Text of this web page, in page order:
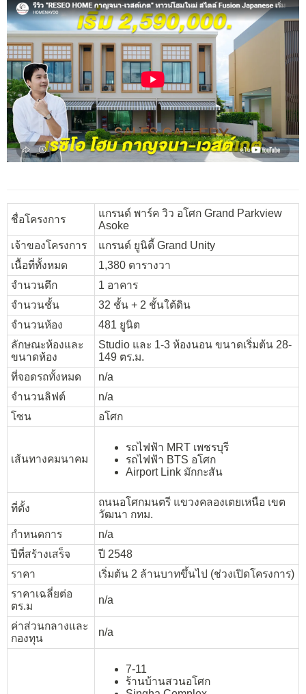
ชื่อโครงการ
แกรนด์ พาร์ค วิว อโศก Grand Parkview
Asoke
เจ้าของโครงการ
แกรนด์ ยูนิตี้ Grand Unity
เนื้อที่ทั้งหมด
1,380 ตารางวา
จำนวนตึก
1 อาคาร
จำนวนชั้น
32 ชั้น + 2 ชั้นใต้ดิน
จำนวนห้อง
481 ยูนิต
ลักษณะห้องและ
ขนาดห้อง
Studio และ 1-3 ห้องนอน ขนาดเริ่มต้น 28-
149 ตร.ม.
ที่จอดรถทั้งหมด
n/a
จำนวนลิฟต์
n/a
โซน
อโศก
เส้นทางคมนาคม
รถไฟฟ้า MRT เพชรบุรี
รถไฟฟ้า BTS อโศก
Airport Link มักกะสัน
ที่ตั้ง
ถนนอโศกมนตรี แขวงคลองเตยเหนือ เขต
วัฒนา กทม.
กำหนดการ
n/a
ปีที่สร้างเสร็จ
ปี 2548
ราคา
เริ่มต้น 2 ล้านบาทขึ้นไป (ช่วงเปิดโครงการ)
ราคาเฉลี่ยต่อ
ตร.ม
n/a
ค่าส่วนกลางและ
กองทุน
n/a
7-11
ร้านบ้านสวนอโศก